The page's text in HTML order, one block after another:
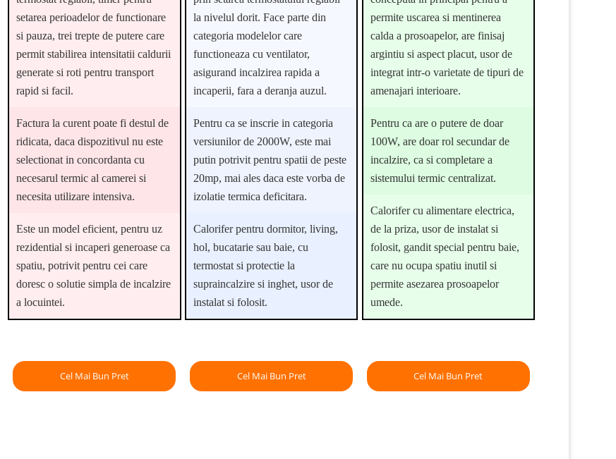
setarea perioadelor de functionare
si pauza, trei trepte de putere care
permit stabilirea intensitatii caldurii
generate si roti pentru transport
rapid si facil.
Factura la curent poate fi destul de
ridicata, daca dispozitivul nu este
selectionat in concordanta cu
necesarul termic al camerei si
necesita utilizare intensiva.
Este un model eficient, pentru uz
rezidential si incaperi generoase ca
spatiu, potrivit pentru cei care
doresc o solutie simpla de incalzire
a locuintei.
Cel Mai Bun Pret
la nivelul dorit. Face parte din
categoria modelelor care
functioneaza cu ventilator,
asigurand incalzirea rapida a
incaperii, fara a deranja auzul.
Pentru ca se inscrie in categoria
versiunilor de 2000W, este mai
putin potrivit pentru spatii de peste
20mp, mai ales daca este vorba de
izolatie termica deficitara.
Calorifer pentru dormitor, living,
hol, bucatarie sau baie, cu
termostat si protectie la
supraincalzire si inghet, usor de
instalat si folosit.
Cel Mai Bun Pret
permite uscarea si mentinerea
calda a prosoapelor, are finisaj
argintiu si aspect placut, usor de
integrat intr-o varietate de tipuri de
amenajari interioare.
Pentru ca are o putere de doar
100W, are doar rol secundar de
incalzire, ca si completare a
sistemului termic centralizat.
Calorifer cu alimentare electrica,
de la priza, usor de instalat si
folosit, gandit special pentru baie,
care nu ocupa spatiu inutil si
permite asezarea prosoapelor
umede.
Cel Mai Bun Pret